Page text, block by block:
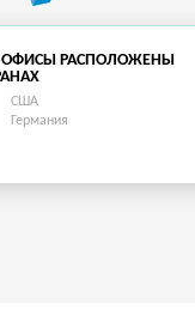
РАСПОЛОЖЕНЫ
США
Германия